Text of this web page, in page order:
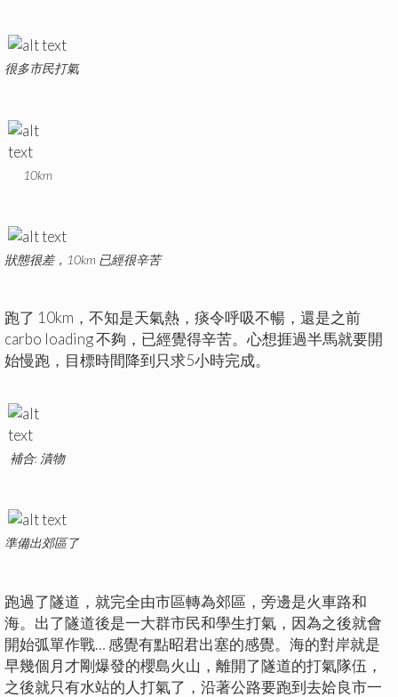
很多市民打氣
10km
狀態很差，10km 已經很辛苦
跑了 10km，不知是天氣熱，痰令呼吸不暢，還是之前
carbo loading 不夠，已經覺得辛苦。心想捱過半馬就要開
始慢跑，目標時間降到只求5小時完成。
補合: 漬物
準備出郊區了
跑過了隧道，就完全由市區轉為郊區，旁邊是火車路和
海。出了隧道後是一大群市民和學生打氣，因為之後就會
開始弧單作戰… 感覺有點昭君出塞的感覺。海的對岸就是
早幾個月才剛爆發的櫻島火山，離開了隧道的打氣隊伍，
之後就只有水站的人打氣了，沿著公路要跑到去姶良市一